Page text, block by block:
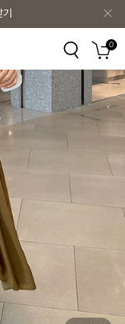
0